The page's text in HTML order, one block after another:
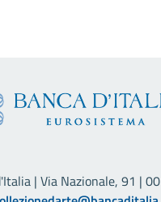
| Via Nazionale, 91 |